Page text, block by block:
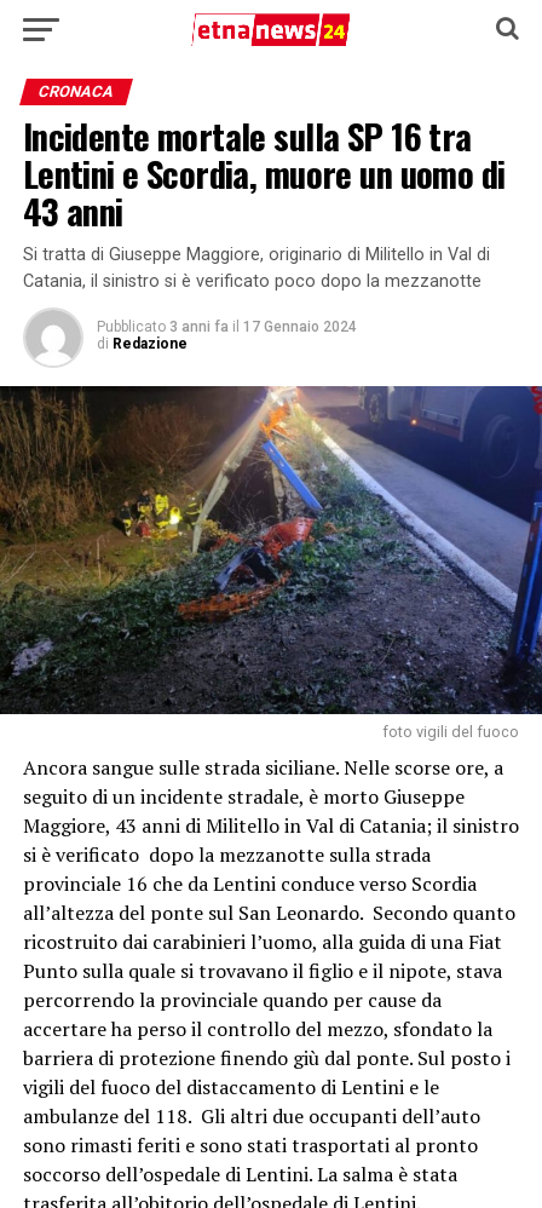
CRONACA
Incidente mortale sulla SP 16 tra
Lentini e Scordia, muore un uomo di
43 anni
Si tratta di Giuseppe Maggiore, originario di Militello in Val di
Catania, il sinistro si è verificato poco dopo la mezzanotte
Pubblicato 3 anni fa il 17 Gennaio 2024
di Redazione
foto vigili del fuoco
Ancora sangue sulle strada siciliane. Nelle scorse ore, a
seguito di un incidente stradale, è morto Giuseppe
Maggiore, 43 anni di Militello in Val di Catania; il sinistro
si è verificato dopo la mezzanotte sulla strada
provinciale 16 che da Lentini conduce verso Scordia
all’altezza del ponte sul San Leonardo. Secondo quanto
ricostruito dai carabinieri l’uomo, alla guida di una Fiat
Punto sulla quale si trovavano il figlio e il nipote, stava
percorrendo la provinciale quando per cause da
accertare ha perso il controllo del mezzo, sfondato la
barriera di protezione finendo giù dal ponte. Sul posto i
vigili del fuoco del distaccamento di Lentini e le
ambulanze del 118. Gli altri due occupanti dell’auto
sono rimasti feriti e sono stati trasportati al pronto
soccorso dell’ospedale di Lentini. La salma è stata